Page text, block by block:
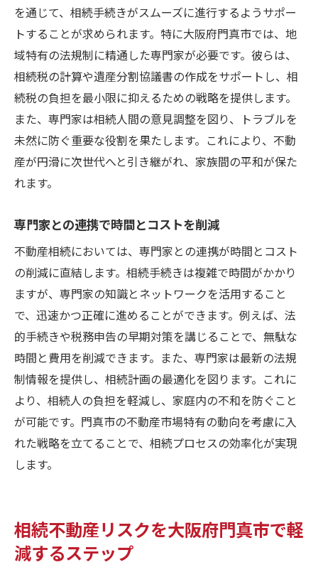
を通じて、相続手続きがスムーズに進行するようサポー
トすることが求められます。特に大阪府門真市では、地
域特有の法規制に精通した専門家が必要です。彼らは、
相続税の計算や遺産分割協議書の作成をサポートし、相
続税の負担を最小限に抑えるための戦略を提供します。
また、専門家は相続人間の意見調整を図り、トラブルを
未然に防ぐ重要な役割を果たします。これにより、不動
産が円滑に次世代へと引き継がれ、家族間の平和が保た
れます。
専門家との連携で時間とコストを削減
不動産相続においては、専門家との連携が時間とコスト
の削減に直結します。相続手続きは複雑で時間がかかり
ますが、専門家の知識とネットワークを活用すること
で、迅速かつ正確に進めることができます。例えば、法
的手続きや税務申告の早期対策を講じることで、無駄な
時間と費用を削減できます。また、専門家は最新の法規
制情報を提供し、相続計画の最適化を図ります。これに
より、相続人の負担を軽減し、家庭内の不和を防ぐこと
が可能です。門真市の不動産市場特有の動向を考慮に入
れた戦略を立てることで、相続プロセスの効率化が実現
します。
相続不動産リスクを大阪府門真市で軽
減するステップ